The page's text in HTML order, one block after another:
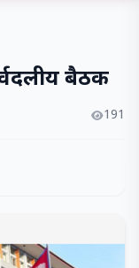
बैठक
191